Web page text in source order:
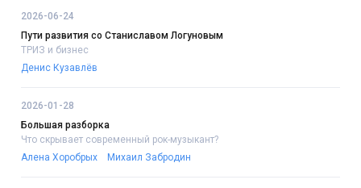
2026-06-24
Пути развития со Станиславом Логуновым
ТРИЗ и бизнес
Денис Кузавлёв
2026-01-28
Большая разборка
Что скрывает современный рок-музыкант?
Алена Хоробрых
Михаил Забродин